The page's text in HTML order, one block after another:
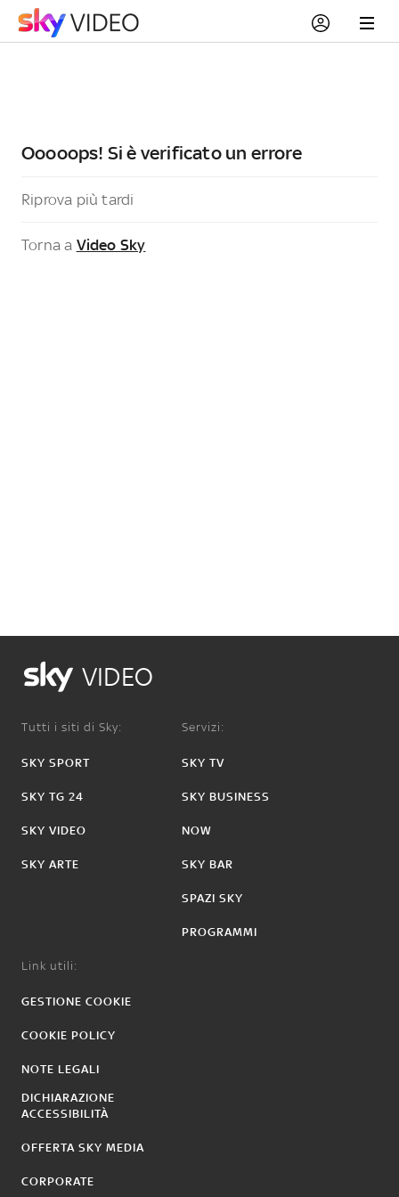
Ooooops! Si è verificato un errore
Riprova più tardi
Torna a Video Sky
VIDEO
Tutti i siti di Sky:
SKY SPORT
SKY TG 24
SKY VIDEO
SKY ARTE
Servizi:
SKY TV
SKY BUSINESS
NOW
SKY BAR
SPAZI SKY
PROGRAMMI
Link utili:
GESTIONE COOKIE
COOKIE POLICY
NOTE LEGALI
DICHIARAZIONE
ACCESSIBILITÀ
OFFERTA SKY MEDIA
CORPORATE